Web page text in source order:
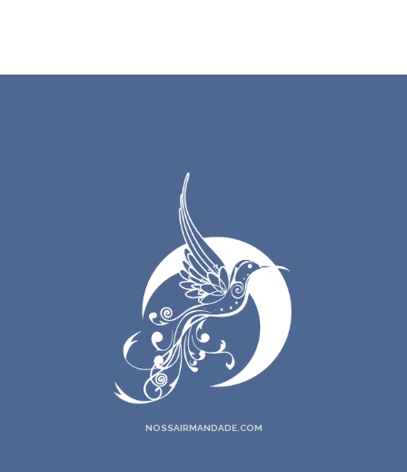
NOSSAIRMANDADE.COM